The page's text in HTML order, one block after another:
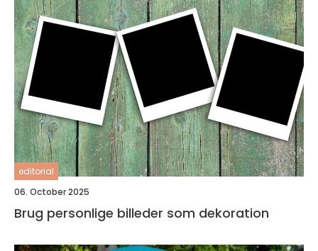
editorial
06. October 2025
Brug personlige billeder som dekoration